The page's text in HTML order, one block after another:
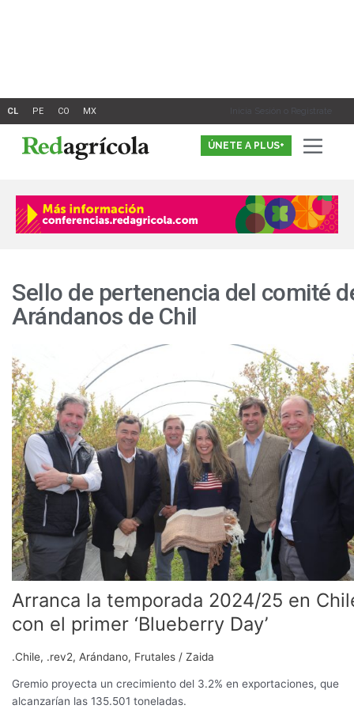
Inicia Sesión o Registrate
ÚNETE A PLUS+
Sello de pertenencia del comité
Arándanos de Chil
Arranca la temporada 2024/25 en
con el primer ‘Blueberry Day’
.Chile, .rev2, Arándano, Frutales / Zaida
Gremio proyecta un crecimiento del 3.2% en exportaciones, que
alcanzarían las 135.501 toneladas.
la
temporada
2024/25
en
Chile
con
el
primer
‘Blueberry
Day’